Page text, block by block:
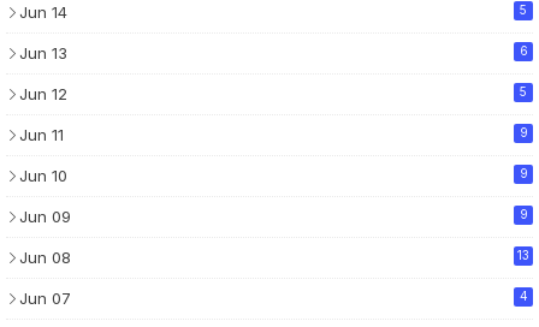
Jun 14 5
Jun 13 6
Jun 12 5
Jun 11 9
Jun 10 9
Jun 09 9
Jun 08 13
Jun 07 4